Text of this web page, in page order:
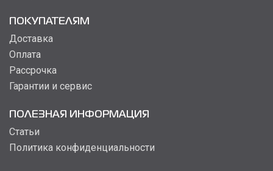
ПОКУПАТЕЛЯМ
Доставка
Оплата
Рассрочка
Гарантии и сервис
ПОЛЕЗНАЯ ИНФОРМАЦИЯ
Статьи
Политика конфиденциальности